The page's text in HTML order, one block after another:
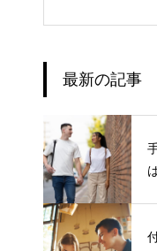
最新の記事